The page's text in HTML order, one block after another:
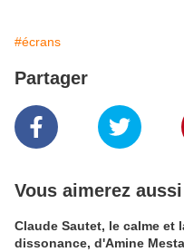
#écrans
Partager
Vous aimerez aussi
Claude Sautet, le calme et
dissonance, d'Amine